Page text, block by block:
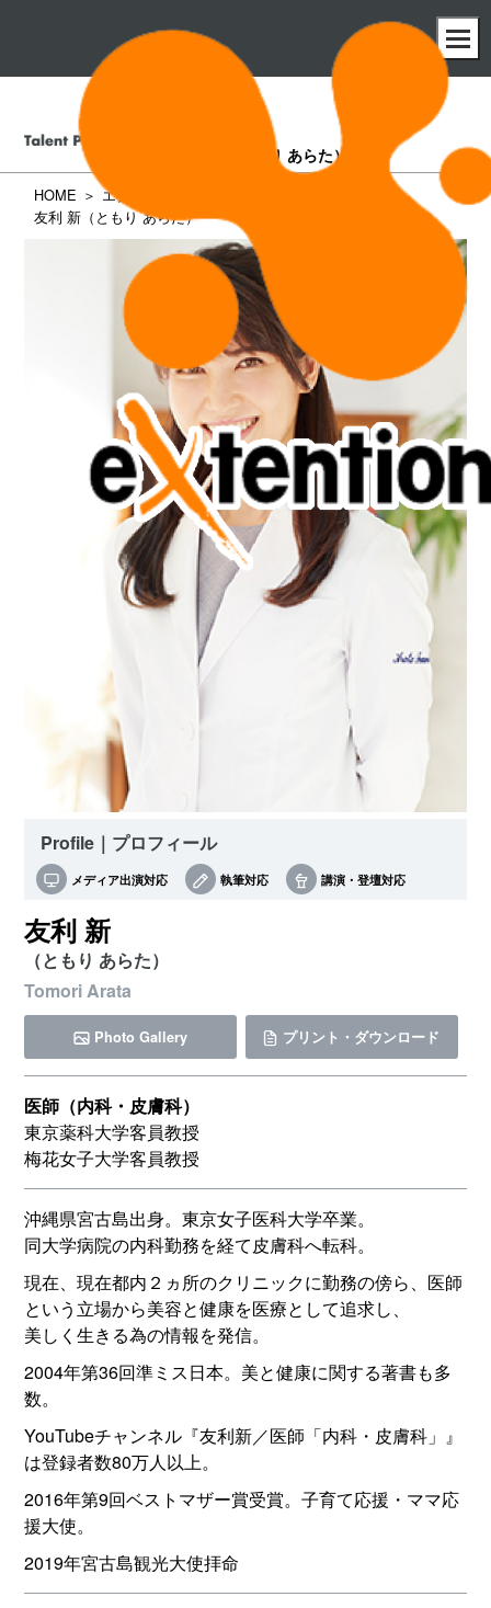
（ともり あらた）
HOME
エクステンション所属タレント一覧
友利 新（ともり あらた）
Profile｜プロフィール
メディア出演対応 執筆対応 講演・登壇対応
友利 新
（ともり あらた）
Tomori Arata
Photo Gallery プリント・ダウンロード
医師（内科・皮膚科）
東京薬科大学客員教授
梅花女子大学客員教授
沖縄県宮古島出身。東京女子医科大学卒業。
同大学病院の内科勤務を経て皮膚科へ転科。
現在、現在都内２ヵ所のクリニックに勤務の傍ら、医師
という立場から美容と健康を医療として追求し、
美しく生きる為の情報を発信。
2004年第36回準ミス日本。美と健康に関する著書も多
数。
YouTubeチャンネル『友利新／医師「内科・皮膚科」』
は登録者数80万人以上。
2016年第9回ベストマザー賞受賞。子育て応援・ママ応
援大使。
2019年宮古島観光大使拝命